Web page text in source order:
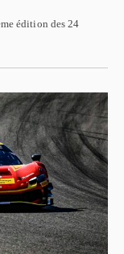
édition des 24